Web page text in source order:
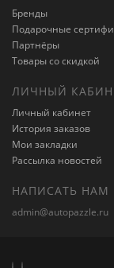
Бренды
Подарочные
Партнёры
Товары со скидкой
ЛИЧНЫЙ
Личный кабинет
История заказов
Мои закладки
Рассылка новостей
НАПИСАТЬ НАМ
admin@autopazzle.ru